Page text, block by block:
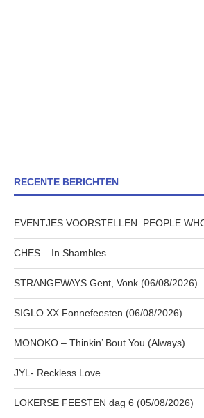
RECENTE BERICHTEN
EVENTJES VOORSTELLEN: PEOPLE
CHES – In Shambles
STRANGEWAYS Gent, Vonk (06/08/2026)
SIGLO XX Fonnefeesten (06/08/2026)
MONOKO – Thinkin’ Bout You (Always)
JYL- Reckless Love
LOKERSE FEESTEN dag 6 (05/08/2026)